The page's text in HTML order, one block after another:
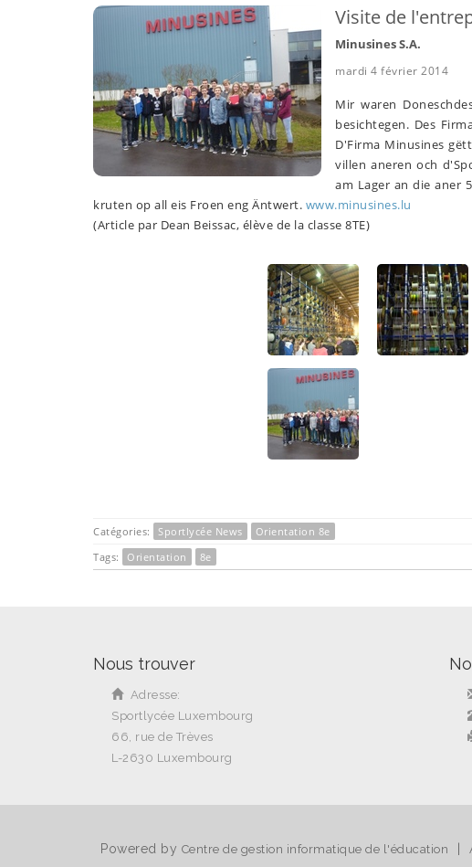
Visite de
Minusines S.A.
mardi 4 février 2014
Mir waren
besichtegen. Des
D'Firma Minusines
villen aneren och
am Lager an die aner
kruten op all eis Froen eng Äntwert. www.minusines.lu
(Article par Dean Beissac, élève de la classe 8TE)
Catégories: Sportlycée News
Orientation 8e
Tags:
Orientation 8e
Nous trouver
Adresse:
Sportlycée Luxembourg
66, rue de Trèves
L-2630 Luxembourg
Powered by Centre de gestion informatique de l'éducation